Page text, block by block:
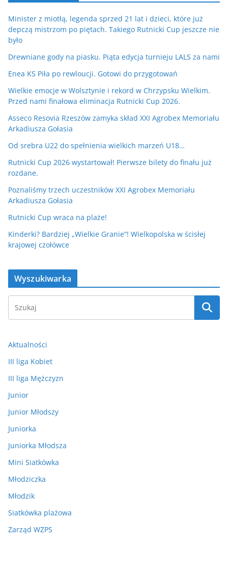
Minister z miotłą, legenda sprzed 21 lat i dzieci, które już
depczą mistrzom po piętach. Takiego Rutnicki Cup jeszcze nie
było
Drewniane gody na piasku. Piąta edycja turnieju LALS za nami
Enea KS Piła po rewloucji. Gotowi do przygotowań
Wielkie emocje w Wolsztynie i rekord w Chrzypsku Wielkim.
Przed nami finałowa eliminacja Rutnicki Cup 2026.
Asseco Resovia Rzeszów zamyka skład XXI Agrobex Memoriału
Arkadiusza Gołasia
Od srebra U22 do spełnienia wielkich marzeń U18…
Rutnicki Cup 2026 wystartował! Pierwsze bilety do finału już
rozdane.
Poznaliśmy trzech uczestników XXI Agrobex Memoriału
Arkadiusza Gołasia
Rutnicki Cup wraca na plaże!
Kinderki? Bardziej „Wielkie Granie”! Wielkopolska w ścisłej
krajowej czołówce
Wyszukiwarka
Aktualności
III liga Kobiet
III liga Mężczyzn
Junior
Junior Młodszy
Juniorka
Juniorka Młodsza
Mini Siatkówka
Młodziczka
Młodzik
Siatkówka plażowa
Zarząd WZPS